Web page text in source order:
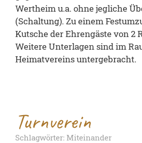
Wertheim u.a. ohne jegliche
(Schaltung). Zu einem
Kutsche der Ehrengäste von 2
Weitere Unterlagen sind im
Heimatvereins untergebracht.
Turnverein
Schlagwörter: Miteinander